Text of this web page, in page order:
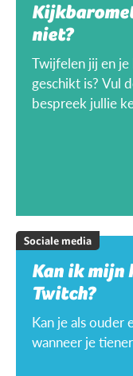
niet?
Twijfelen jij en
geschikt is? Vul
bespreek jullie
Sociale media
Kan ik mijn
Twitch?
Kan je als ouder
wanneer je